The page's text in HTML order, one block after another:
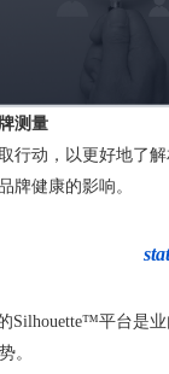
测量
行动，以更好地了
牌健康的影响。
的Silhouette™平台是
。